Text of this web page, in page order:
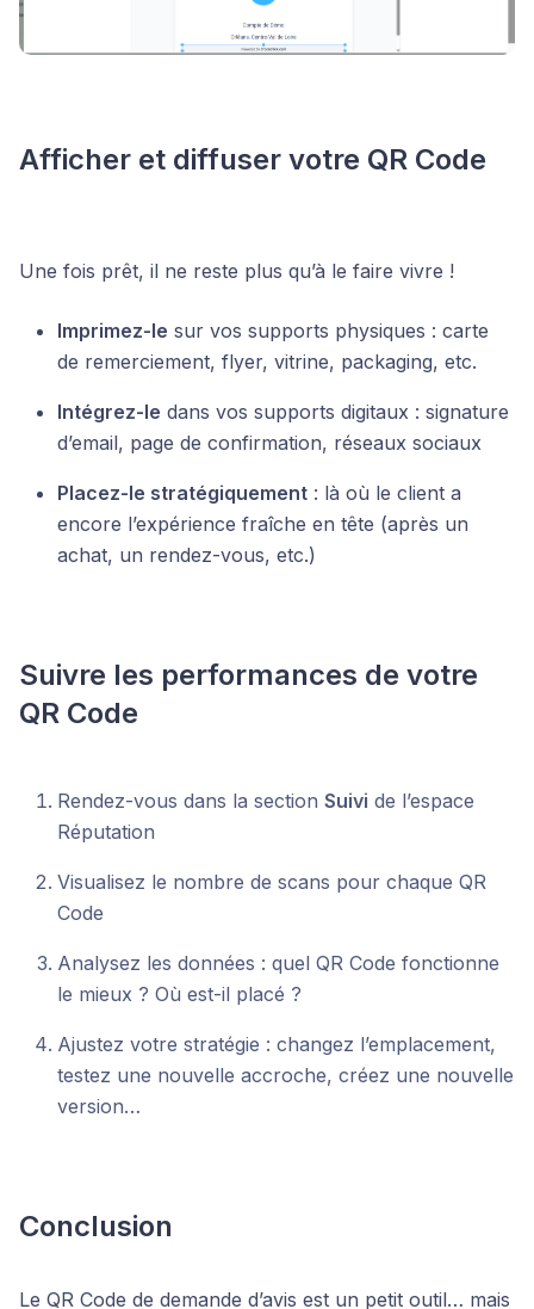
Afficher et diffuser votre QR Code
Une fois prêt, il ne reste plus qu’à le faire vivre !
Imprimez-le sur vos supports physiques : carte
de remerciement, flyer, vitrine, packaging, etc.
Intégrez-le dans vos supports digitaux : signature
d’email, page de confirmation, réseaux sociaux
Placez-le stratégiquement : là où le client a
encore l’expérience fraîche en tête (après un
achat, un rendez-vous, etc.)
Suivre les performances de votre
QR Code
Rendez-vous dans la section Suivi de l’espace
Réputation
Visualisez le nombre de scans pour chaque QR
Code
Analysez les données : quel QR Code fonctionne
le mieux ? Où est-il placé ?
Ajustez votre stratégie : changez l’emplacement,
testez une nouvelle accroche, créez une nouvelle
version…
Conclusion
Le QR Code de demande d’avis est un petit outil… mais